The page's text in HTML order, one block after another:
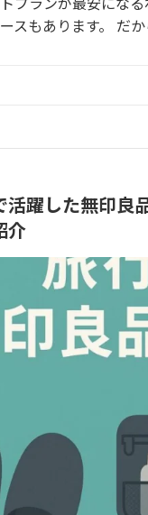
スもあります。 だ
活躍した無印良
介